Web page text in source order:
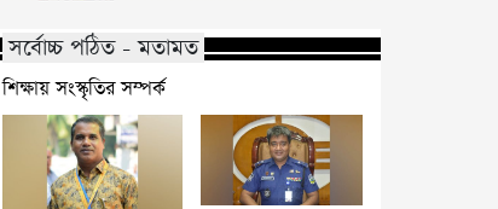
সর্বোচ্চ পঠিত - মতামত
শিক্ষায় সংস্কৃতির সম্পর্ক